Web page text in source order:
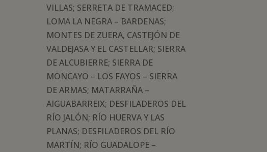
VILLAS; SERRETA DE TRAMACED;
LOMA LA NEGRA – BARDENAS;
MONTES DE ZUERA, CASTEJÓN DE
VALDEJASA Y EL CASTELLAR; SIERRA
DE ALCUBIERRE; SIERRA DE
MONCAYO – LOS FAYOS – SIERRA
DE ARMAS; MATARRAÑA –
AIGUABARREIX; DESFILADEROS DEL
RÍO JALÓN; RÍO HUERVA Y LAS
PLANAS; DESFILADEROS DEL RÍO
MARTÍN; RÍO GUADALOPE –